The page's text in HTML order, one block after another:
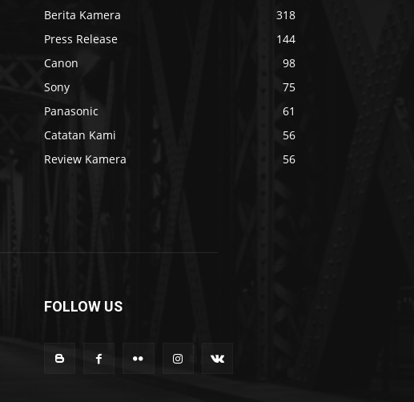
Berita Kamera
318
Press Release
144
Canon
98
Sony
75
Panasonic
61
Catatan Kami
56
Review Kamera
56
FOLLOW US